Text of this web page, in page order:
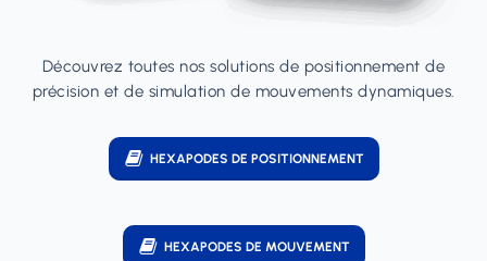
Découvrez toutes nos solutions de positionnement de
précision et de simulation de mouvements dynamiques.
HEXAPODES DE POSITIONNEMENT
HEXAPODES DE MOUVEMENT